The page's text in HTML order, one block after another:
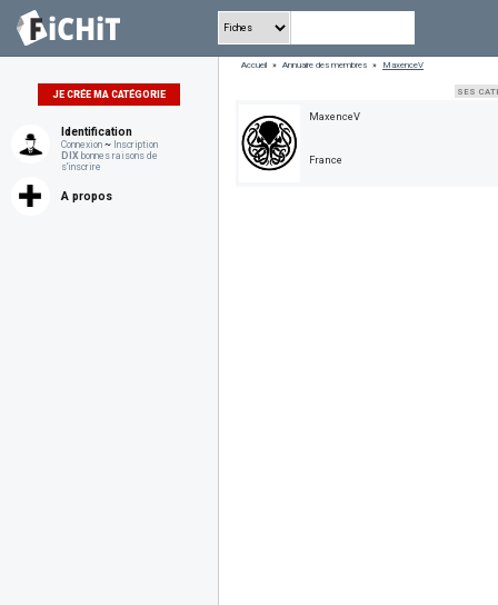
JE CRÉE MA CATÉGORIE
Identification
Connexion ~ Inscription
DIX bonnes raisons de
s'inscrire
A propos
Accueil » Annuaire des membres » MaxenceV
SES
MaxenceV
France